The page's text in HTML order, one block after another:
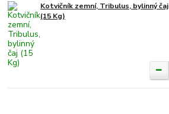
Kotvičník zemní, Tribulus, bylinný čaj
(15 Kg)